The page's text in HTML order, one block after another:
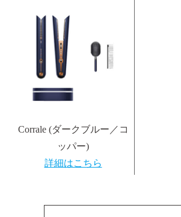
Corrale (ダークブルー／コ
ッパー)
詳細はこちら